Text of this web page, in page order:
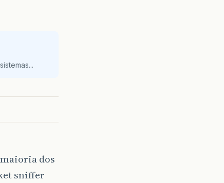
dos
sniffer